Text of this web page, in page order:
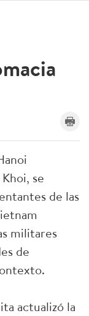
se
de las
militares
de
actualizó la